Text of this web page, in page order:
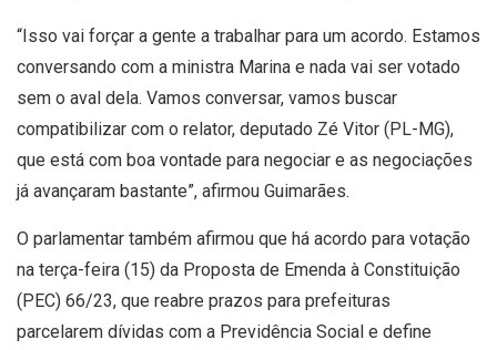
“Isso vai forçar a gente a trabalhar para um acordo. Estamos
conversando com a ministra Marina e nada vai ser votado
sem o aval dela. Vamos conversar, vamos buscar
compatibilizar com o relator, deputado Zé Vitor (PL-MG),
que está com boa vontade para negociar e as negociações
já avançaram bastante”, afirmou Guimarães.
O parlamentar também afirmou que há acordo para votação
na terça-feira (15) da Proposta de Emenda à Constituição
(PEC) 66/23, que reabre prazos para prefeituras
parcelarem dívidas com a Previdência Social e define